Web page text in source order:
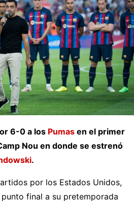
6-0 a los Pumas en el primer
Nou en donde se estrenó
.
por los Estados Unidos,
final a su pretemporada